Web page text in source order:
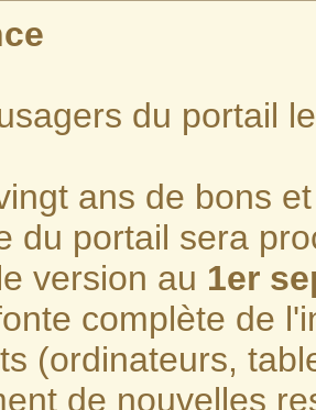
du portail
ans de bons
du portail sera
version au 1er
complète de
(ordinateurs,
de nouvelles